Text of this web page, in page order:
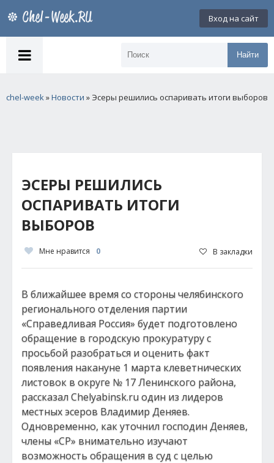
Вход на сайт
Найти
chel-week»Новости » Эсеры решились оспаривать итоги выборов
ЭСЕРЫ РЕШИЛИСЬ
ОСПАРИВАТЬ ИТОГИ
ВЫБОРОВ
Мне нравится 0 В закладки
В ближайшее время со стороны челябинского
регионального отделения партии
«Справедливая Россия» будет подготовлено
обращение в городскую прокуратуру с
просьбой разобраться и оценить факт
появления накануне 1 марта клеветнических
листовок в округе № 17 Ленинского района,
рассказал Chelyabinsk.ru один из лидеров
местных эсеров Владимир Деняев.
Одновременно, как уточнил господин Деняев,
члены «СР» внимательно изучают
возможность обращения в суд с целью